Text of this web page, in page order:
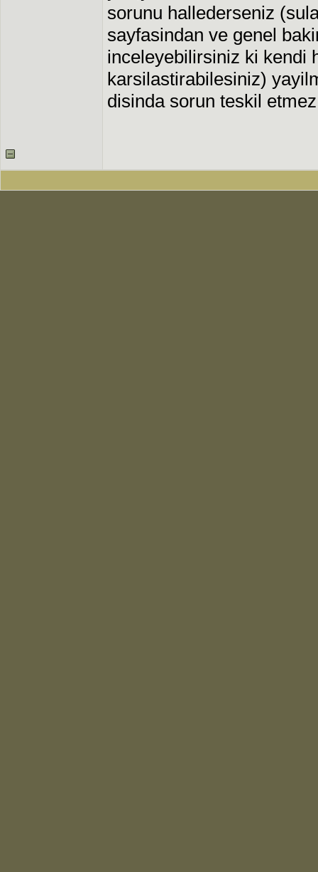
sorunu hallederseniz
sayfasindan ve genel
inceleyebilirsiniz ki kendi
karsilastirabilesiniz)
disinda sorun teskil